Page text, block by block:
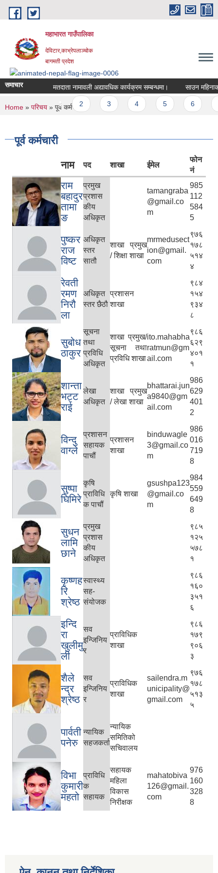
Skip to main content
महाभारत गाउँपालिका
देविटार,काभ्रेपलाञ्चोक
बागमती प्रदेश
समाचार मतदाता नामावली अद्यावधिक कार्यक्रम सम्बन्धमा। साउन
Pages
1 2 3 5
You are here
Home » परिचय » पूर्व कर्मचारी
पूर्व कर्मचारी
नाम पद शाखा ईमेल
फोन
नं
राम
बहादुर
तामा
ङ
प्रमुख
प्रशास
कीय
अधिकृत
tamangraba
@gmail.co
m
985
112
584
5
पुष्कर
राज
विष्ट
अधिकृत
स्तर
सातौ
शाखा प्रमुख
/ शिक्षा शाखा
mrmedusect
ion@gmail.
com
९७६
१७८
५१४
४
रेवती
रमण
निरौ
ला
अधिकृत
स्तर छैठौ
प्रशासन
शाखा
९८४
१५४
९३४
८
सुबोध
ठाकुर
सूचना
तथा
प्रविधि
अधिकृत
शाखा प्रमुख/
सूचना तथा
प्रविधि शाखा
ito.mahabha
ratmun@gm
ail.com
९८६
६२९
४०१
१
शान्ता
भट्ट
राई
लेखा
अधिकृत
शाखा प्रमुख
/ लेखा शाखा
bhattarai.jun
a9840@gm
ail.com
986
629
401
2
विन्दु
वाग्ले
प्रशासन
सहायक
पाचौं
प्रशासन
शाखा
binduwagle
3@gmail.co
m
986
016
719
8
सुष्पा
घिमिरे
कृषि
प्राविधि
क पाचौं
कृषि शाखा
gsushpa123
@gmail.co
m
984
559
649
8
सुधन
लामि
छाने
प्रमुख
प्रशास
कीय
अधिकृत
९८५
१२५
५७८
१
कृष्णह
रि
श्रेष्ठ
स्वास्थ्य
सह-
संयोजक
९८६
१६०
३५१
६
इन्दि
रा
खुलीमु
ली
सव
इन्जिनिय
र
प्राविधिक
शाखा
९८६
१७९
९०६
३
शैले
न्द्र
श्रेष्ठ
सव
इन्जिनिय
र
प्राविधिक
शाखा
sailendra.m
unicipality@
gmail.com
९७६
१७८
५१३
५
पार्वती
पनेरु
न्यायिक
सहजकर्ता
न्यायिक
समितिको
सचिवालय
विभा
कुमारी
महतो
प्राविधि
क
सहायक
सहायक
महिला
विकास
निरीक्षक
mahatobiva
126@gmail.
com
976
160
328
8